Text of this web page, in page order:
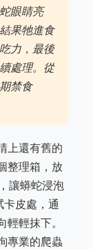
眼睛亮
果牠進食
力，最後
處理。從
禁食
上還有舊的
整理箱，放
讓蟒蛇浸泡
皮處，通
輕抹下。
專業的爬蟲